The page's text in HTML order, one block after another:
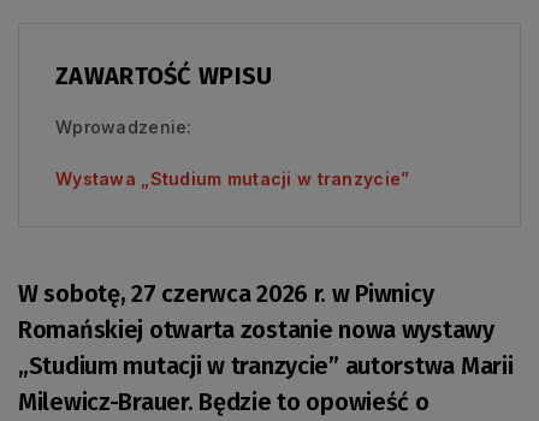
ZAWARTOŚĆ WPISU
Wprowadzenie:
Wystawa „Studium mutacji w tranzycie”
W sobotę, 27 czerwca 2026 r. w Piwnicy
Romańskiej otwarta zostanie nowa wystawy
„Studium mutacji w tranzycie” autorstwa Marii
Milewicz-Brauer. Będzie to opowieść o